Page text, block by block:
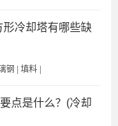
冷却塔有哪些缺
钢 | 填料 |
点是什么？(冷却